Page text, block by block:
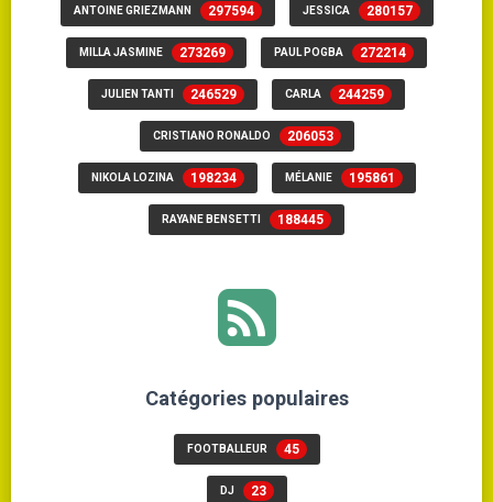
ANTOINE GRIEZMANN 297594 JESSICA 280157
MILLA JASMINE 273269 PAUL POGBA 272214
JULIEN TANTI 246529 CARLA 244259
CRISTIANO RONALDO 206053
NIKOLA LOZINA 198234 MÉLANIE 195861
RAYANE BENSETTI 188445
Catégories populaires
FOOTBALLEUR 45
DJ 23